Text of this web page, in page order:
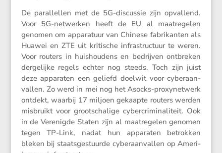
De paral­lellen met de 5G-discussie zijn opval­lend.
Voor 5G-netwerken heeft de EU al maatre­gelen
genomen om appara­tuur van Chinese fabri­kanten als
Huawei en ZTE uit kriti­sche infra­struc­tuur te weren.
Voor routers in huishou­dens en bedrijven ontbreken
derge­lijke regels echter nog steeds. Toch zijn juist
deze apparaten een geliefd doelwit voor cyber­aan­
vallen. Zo werd in mei nog het Asocks-proxy­net­werk
ontdekt, waarbij 17 miljoen gekaapte routers werden
misbruikt voor groot­scha­lige cyber­cri­mi­na­li­teit. Ook
in de Verenigde Staten zijn al maatre­gelen genomen
tegen TP-Link, nadat hun apparaten betrokken
bleken bij staats­ge­stuurde cyber­aan­vallen op Ameri­